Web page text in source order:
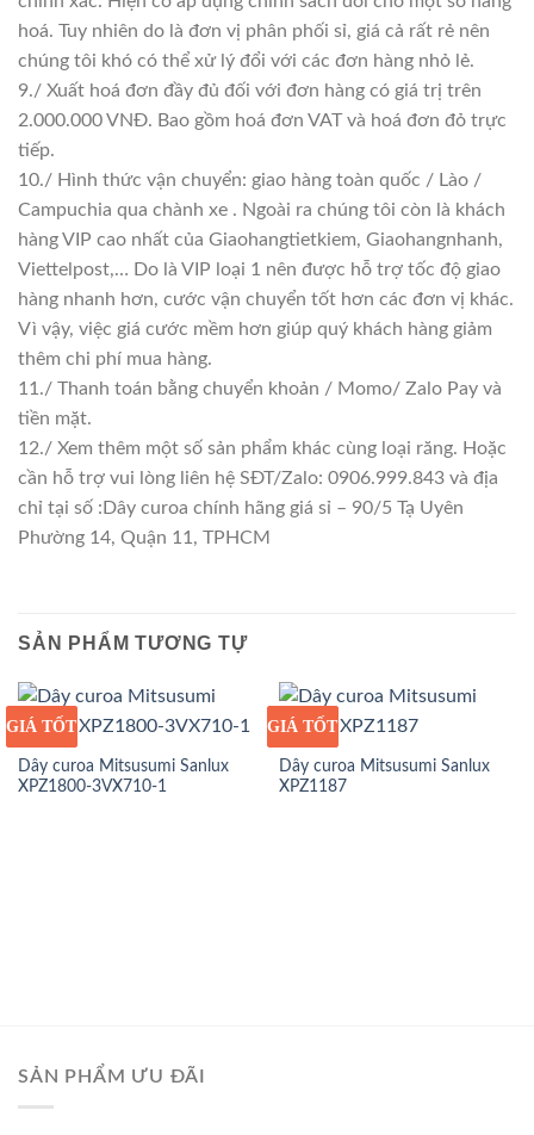
hoá. Tuy nhiên do là đơn vị phân phối sỉ, giá cả rất rẻ nên
chúng tôi khó có thể xử lý đổi với các đơn hàng nhỏ lẻ.
9./ Xuất hoá đơn đầy đủ đối với đơn hàng có giá trị trên
2.000.000 VNĐ. Bao gồm hoá đơn VAT và hoá đơn đỏ trực
tiếp.
10./ Hình thức vận chuyển: giao hàng toàn quốc / Lào /
Campuchia qua chành xe . Ngoài ra chúng tôi còn là khách
hàng VIP cao nhất của Giaohangtietkiem, Giaohangnhanh,
Viettelpost,… Do là VIP loại 1 nên được hỗ trợ tốc độ giao
hàng nhanh hơn, cước vận chuyển tốt hơn các đơn vị khác.
Vì vậy, việc giá cước mềm hơn giúp quý khách hàng giảm
thêm chi phí mua hàng.
11./ Thanh toán bằng chuyển khoản / Momo/ Zalo Pay và
tiền mặt.
12./ Xem thêm một số sản phẩm khác cùng loại răng. Hoặc
cần hỗ trợ vui lòng liên hệ SĐT/Zalo: 0906.999.843 và địa
chỉ tại số :Dây curoa chính hãng giá sỉ – 90/5 Tạ Uyên
Phường 14, Quận 11, TPHCM
SẢN PHẨM TƯƠNG TỰ
GIÁ SỈ
GIÁ TỐT
Dây curoa Mitsusumi Sanlux
XPZ1800-3VX710-1
GIÁ SỈ
GIÁ TỐT
Dây curoa Mitsusumi Sanlux
XPZ1187
SẢN PHẨM ƯU ĐÃI